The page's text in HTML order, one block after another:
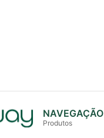
NAVEGAÇÃO
Produtos